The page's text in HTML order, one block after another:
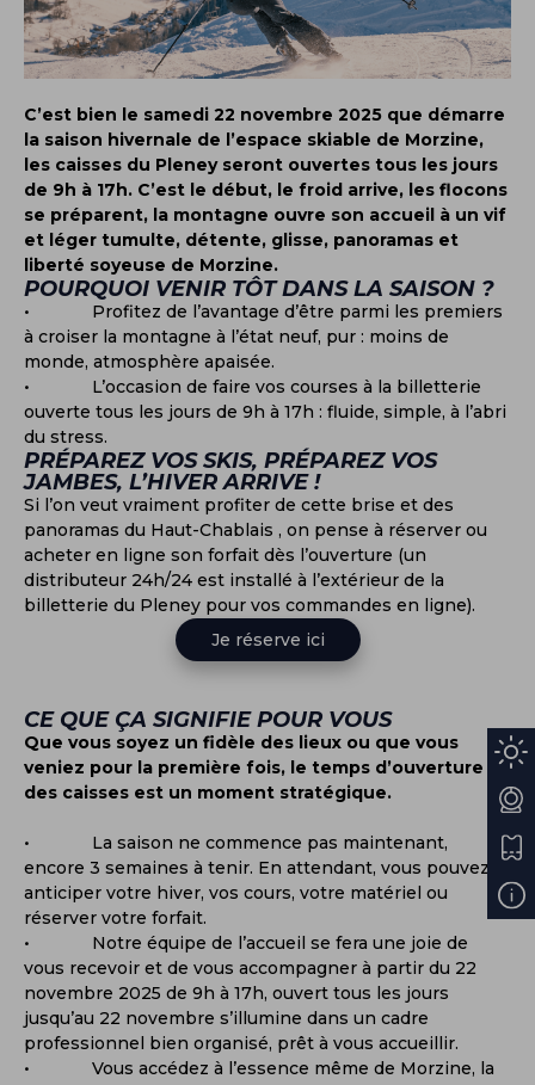
C’est bien le samedi 22 novembre 2025 que démarre
la saison hivernale de l’espace skiable de Morzine,
les caisses du Pleney seront ouvertes tous les jours
de 9h à 17h. C’est le début, le froid arrive, les flocons
se préparent, la montagne ouvre son accueil à un vif
et léger tumulte, détente, glisse, panoramas et
liberté soyeuse de Morzine.
POURQUOI VENIR TÔT DANS LA SAISON ?
• Profitez de l’avantage d’être parmi les premiers
à croiser la montagne à l’état neuf, pur : moins de
monde, atmosphère apaisée.
• L’occasion de faire vos courses à la billetterie
ouverte tous les jours de 9h à 17h : fluide, simple, à l’abri
du stress.
PRÉPAREZ VOS SKIS, PRÉPAREZ VOS
JAMBES, L’HIVER ARRIVE !
Si l’on veut vraiment profiter de cette brise et des
panoramas du Haut-Chablais , on pense à réserver ou
acheter en ligne son forfait dès l’ouverture (un
distributeur 24h/24 est installé à l’extérieur de la
billetterie du Pleney pour vos commandes en ligne).
Je réserve ici
CE QUE ÇA SIGNIFIE POUR VOUS
Que vous soyez un fidèle des lieux ou que vous
veniez pour la première fois, le temps d’ouverture
des caisses est un moment stratégique.
• La saison ne commence pas maintenant,
encore 3 semaines à tenir. En attendant, vous pouvez
anticiper votre hiver, vos cours, votre matériel ou
réserver votre forfait.
• Notre équipe de l’accueil se fera une joie de
vous recevoir et de vous accompagner à partir du 22
novembre 2025 de 9h à 17h, ouvert tous les jours
jusqu’au 22 novembre s’illumine dans un cadre
professionnel bien organisé, prêt à vous accueillir.
• Vous accédez à l’essence même de Morzine, la